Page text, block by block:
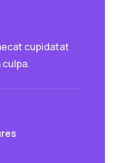
cupidatat